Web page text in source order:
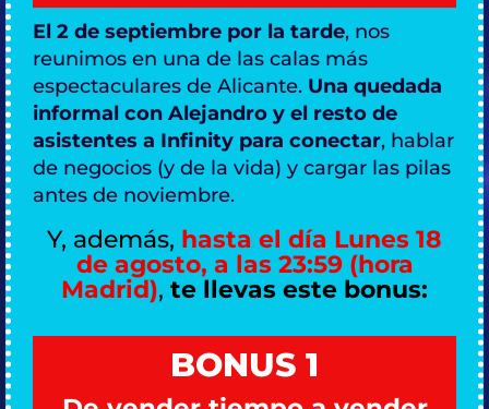
El 2 de septiembre por la tarde, nos
reunimos en una de las calas más
espectaculares de Alicante. Una quedada
informal con Alejandro y el resto de
asistentes a Infinity para conectar, hablar
de negocios (y de la vida) y cargar las pilas
antes de noviembre.
Y, además, hasta el día Lunes 18
de agosto, a las 23:59 (hora
Madrid), te llevas este bonus:
BONUS 1